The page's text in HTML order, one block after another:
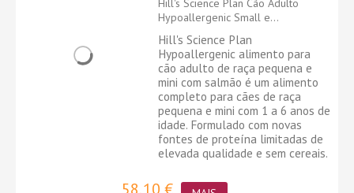
Hill's Science Plan Cão Adulto
Hypoallergenic Small e...
Hill's Science Plan
Hypoallergenic alimento para
cão adulto de raça pequena e
mini com salmão é um alimento
completo para cães de raça
pequena e mini com 1 a 6 anos de
idade. Formulado com novas
fontes de proteína limitadas de
elevada qualidade e sem cereais.